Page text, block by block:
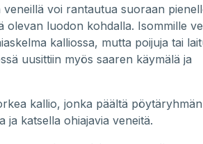
veneillä voi rantautua suoraan
olevan luodon kohdalla. Isommille
kalliossa, mutta poijuja tai
uusittiin myös saaren käymälä ja
kallio, jonka päältä
ja katsella ohiajavia veneitä.